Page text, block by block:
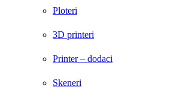
Ploteri
3D printeri
Printer – dodaci
Skeneri